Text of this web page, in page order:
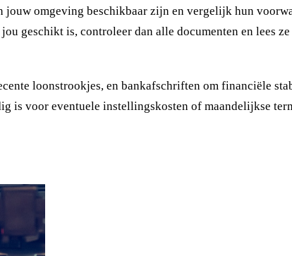
omgeving beschikbaar zijn en vergelijk hun
geschikt is, controleer dan alle documenten en lees
loonstrookjes, en bankafschriften om financiële
is voor eventuele instellingskosten of maandelijkse